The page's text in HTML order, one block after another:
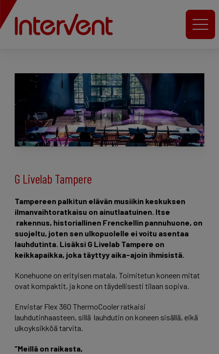
G Livelab Tampere
Tampereen palkitun elävän musiikin keskuksen
ilmanvaihtoratkaisu on ainutlaatuinen. Itse
rakennus, historiallinen Frenckellin pannuhuone, on
suojeltu, joten sen ulkopuolelle ei voitu asentaa
lauhdutinta. Lisäksi G Livelab Tampere on
keikkapaikka, joka täyttyy aika-ajoin ihmisistä.
Konehuone on erityisen matala. Toimitetun koneen mitat
ovat kompaktit, ja kone on täydellisesti tilaan sopiva.
Envistar Flex 360 ThermoCooler ratkaisi
lauhdutinhaasteen, sillä lauhdutin on koneen sisällä, eikä
ulkoyksikköä tarvita.
”Meillä on raikasta,